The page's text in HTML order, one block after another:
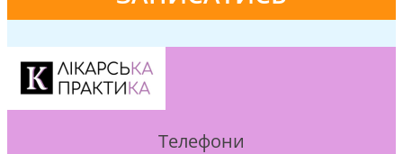
Телефони